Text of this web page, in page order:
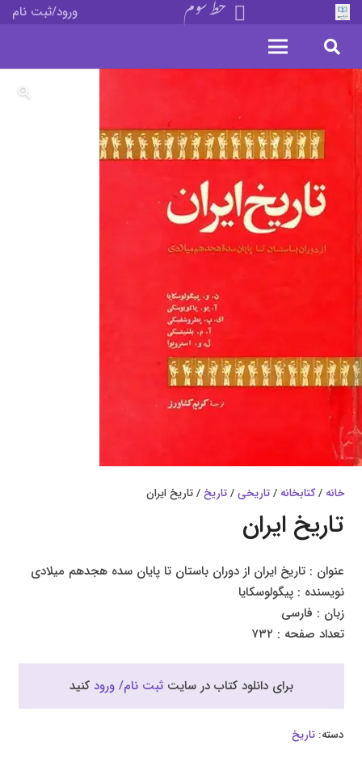
خط سوم ورود/ثبت نام
خانه /کتابخانه /تاریخی/تاریخ/ تاریخ ایران
تاریخ ایران
عنوان : تاریخ ایران از دوران باستان تا پایان سده هجدهم میلادی
نویسنده : پیگولوسکایا
زبان : فارسی
تعداد صفحه : ۷۳۲
برای دانلود کتاب در سایتثبت نام/ ورود کنید
دسته:تاریخ